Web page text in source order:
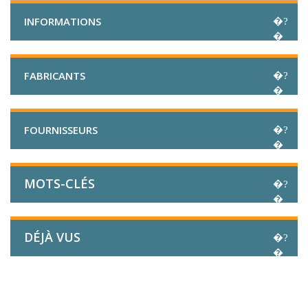
INFORMATIONS
FABRICANTS
FOURNISSEURS
MOTS-CLÉS
DÉJÀ VUS